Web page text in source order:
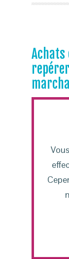
Achats